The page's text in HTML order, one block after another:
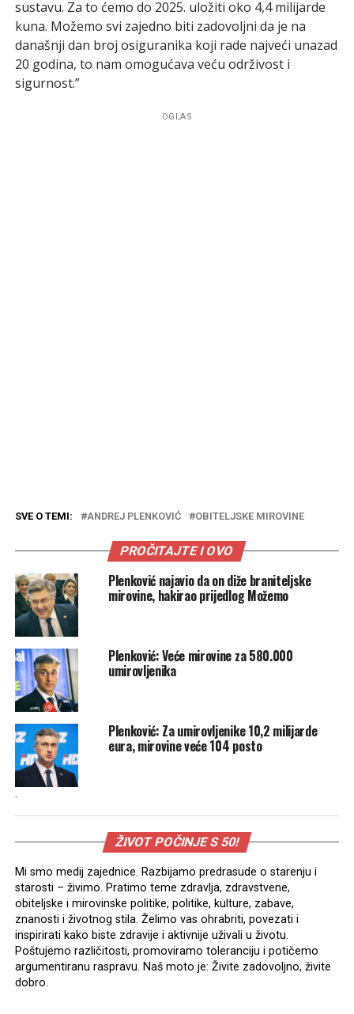
sustavu. Za to ćemo do 2025. uložiti oko 4,4 milijarde
kuna. Možemo svi zajedno biti zadovoljni da je na
današnji dan broj osiguranika koji rade najveći unazad
20 godina, to nam omogućava veću održivost i
sigurnost.”
OGLAS
SVE O TEMI: ANDREJ PLENKOVIĆ OBITELJSKE MIROVINE
PROČITAJTE I OVO
Plenković najavio da on diže braniteljske
mirovine, hakirao prijedlog Možemo
Plenković: Veće mirovine za 580.000
umirovljenika
Plenković: Za umirovljenike 10,2 milijarde
eura, mirovine veće 104 posto
.
ŽIVOT POČINJE S 50!
Mi smo medij zajednice. Razbijamo predrasude o starenju i
starosti – živimo. Pratimo teme zdravlja, zdravstvene,
obiteljske i mirovinske politike, politike, kulture, zabave,
znanosti i životnog stila. Želimo vas ohrabriti, povezati i
inspirirati kako biste zdravije i aktivnije uživali u životu.
Poštujemo različitosti, promoviramo toleranciju i potičemo
argumentiranu raspravu. Naš moto je: Živite zadovoljno, živite
dobro.